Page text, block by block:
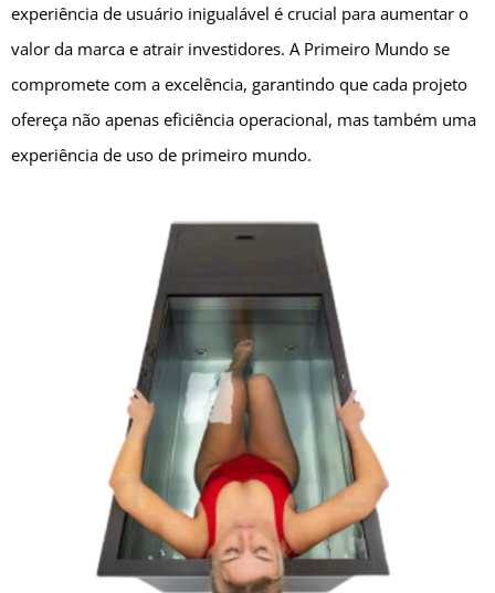
experiência de usuário inigualável é crucial para aumentar o
valor da marca e atrair investidores. A Primeiro Mundo se
compromete com a excelência, garantindo que cada projeto
ofereça não apenas eficiência operacional, mas também uma
experiência de uso de primeiro mundo.